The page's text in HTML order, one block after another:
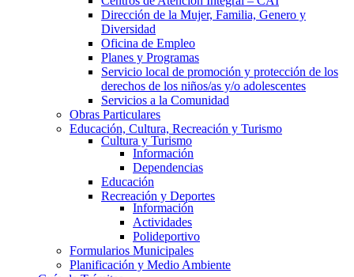
Dirección de la Mujer, Familia, Genero y
Diversidad
Oficina de Empleo
Planes y Programas
Servicio local de promoción y protección de los
derechos de los niños/as y/o adolescentes
Servicios a la Comunidad
Obras Particulares
Educación, Cultura, Recreación y Turismo
Cultura y Turismo
Información
Dependencias
Educación
Recreación y Deportes
Información
Actividades
Polideportivo
Formularios Municipales
Planificación y Medio Ambiente